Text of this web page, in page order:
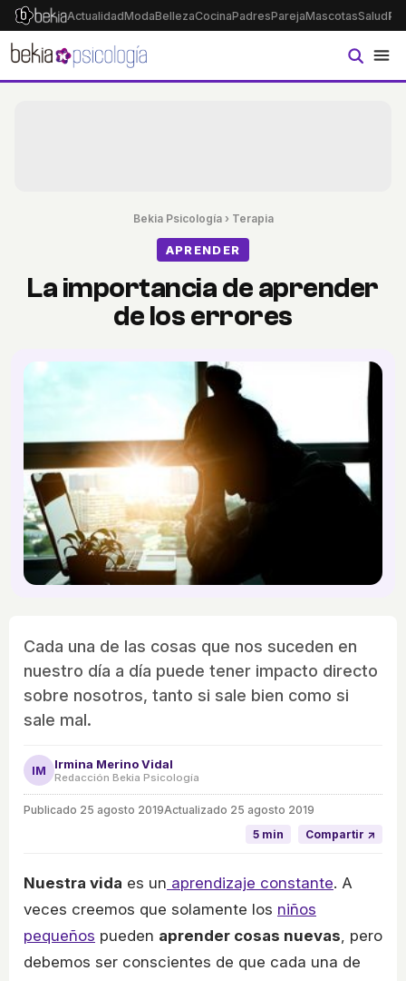
ActualidadModaBellezaCocinaPadresParejaMascotasSalud
Bekia Psicología› Terapia
APRENDER
La importancia de aprender
de los errores
Cada una de las cosas que nos suceden en
nuestro día a día puede tener impacto directo
sobre nosotros, tanto si sale bien como si
sale mal.
IM Irmina Merino Vidal
Redacción Bekia Psicología
Publicado 25 agosto 2019Actualizado 25 agosto 2019
5 min
Compartir ↗
Nuestra vida es un aprendizaje constante. A
veces creemos que solamente los niños
pequeños pueden aprender cosas nuevas , pero
debemos ser conscientes de que cada una de